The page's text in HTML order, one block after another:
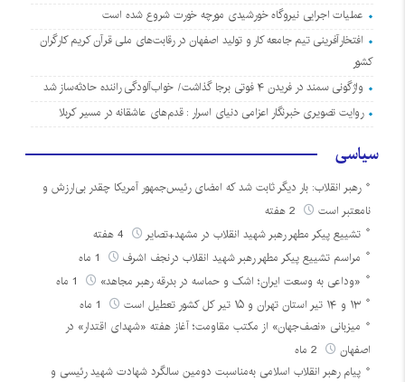
عملیات اجرایی نیروگاه خورشیدی مورچه خورت شروع شده است
افتخارآفرینی تیم جامعه کار و تولید اصفهان در رقابت‌های ملی قرآن کریم کارگران
کشور
واژگونی سمند در فریدن ۴ فوتی برجا گذاشت/ خواب‌آلودگی راننده حادثه‌ساز شد
روایت تصویری خبرنگار اعزامی دنیای اسرار : قدم‌های عاشقانه در مسیر کربلا
سیاسی
رهبر انقلاب: بار دیگر ثابت شد که امضای رئیس‌جمهور آمریکا چقدر بی‌ارزش و
نامعتبر است
تشییع پیکر مطهر رهبر شهید انقلاب در مشهد+تصایر
مراسم تشییع پیکر مطهر رهبر شهید انقلاب درنجف اشرف
«وداعی به وسعت ایران؛ اشک و حماسه در بدرقه رهبر مجاهد»
۱۳ و ۱۴ تیر استان تهران و ۱۵ تیر کل کشور تعطیل است
میزبانی «نصف‌جهان» از مکتب مقاومت؛ آغاز هفته «شهدای اقتدار» در
اصفهان
پیام رهبر انقلاب اسلامی به‌مناسبت دومین سالگرد شهادت شهید رئیسی و